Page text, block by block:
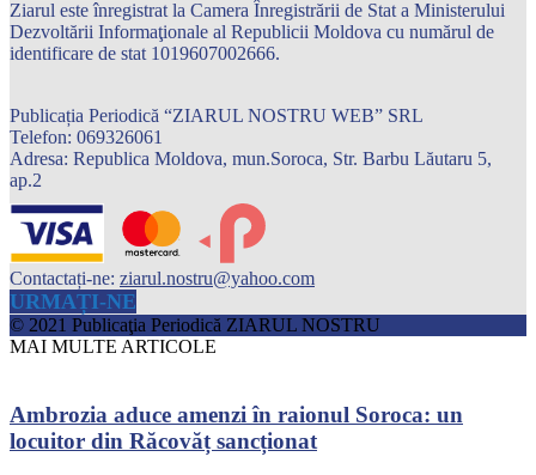
Ziarul este înregistrat la Camera Înregistrării de Stat a Ministerului
Dezvoltării Informaţionale al Republicii Moldova cu numărul de
identificare de stat 1019607002666.
Publicația Periodică “ZIARUL NOSTRU WEB” SRL
Telefon: 069326061
Adresa: Republica Moldova, mun.Soroca, Str. Barbu Lăutaru 5,
ap.2
Contactați-ne: ziarul.nostru@yahoo.com
URMAȚI-NE
© 2021 Publicaţia Periodică ZIARUL NOSTRU
MAI MULTE ARTICOLE
Ambrozia aduce amenzi în raionul Soroca: un
locuitor din Răcovăț sancționat